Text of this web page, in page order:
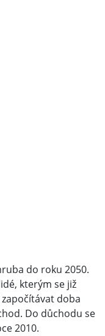
do roku 2050.
kterým se již
doba
Do důchodu se
2010.